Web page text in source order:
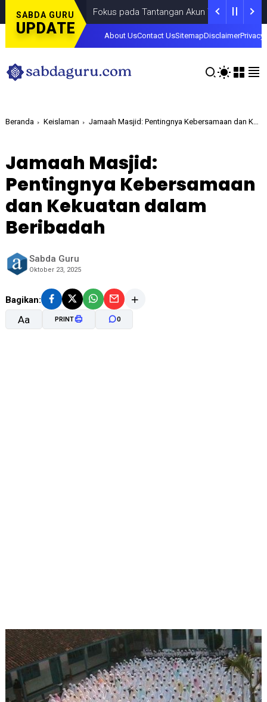
SABDA GURU
UPDATE
Fokus pada Tantangan Akun Tiruan di Dunia Digital,
About UsContact UsSitemapDisclaimerPrivacy
Beranda Keislaman Jamaah Masjid: Pentingnya Kebersamaan dan Kekuatan dalam Beribadah
Jamaah Masjid:
Pentingnya Kebersamaan
dan Kekuatan dalam
Beribadah
Sabda Guru
Oktober 23, 2025
Bagikan:
Aa PRINT 0